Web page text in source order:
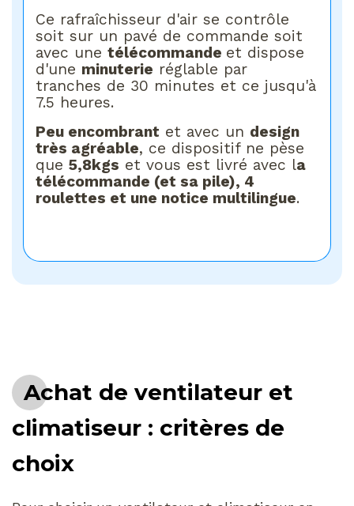
Ce rafraîchisseur d'air se contrôle
soit sur un pavé de commande soit
avec unetélécommande et dispose
d'une minuterie réglable par
tranches de 30 minutes et ce jusqu'à
7.5 heures.
Peu encombrant et avec un design
très agréable, ce dispositif ne pèse
que5,8kgs et vous est livré avec la
télécommande (et sa pile), 4
roulettes et une notice multilingue.
Achat de ventilateur et
climatiseur : critères de
choix